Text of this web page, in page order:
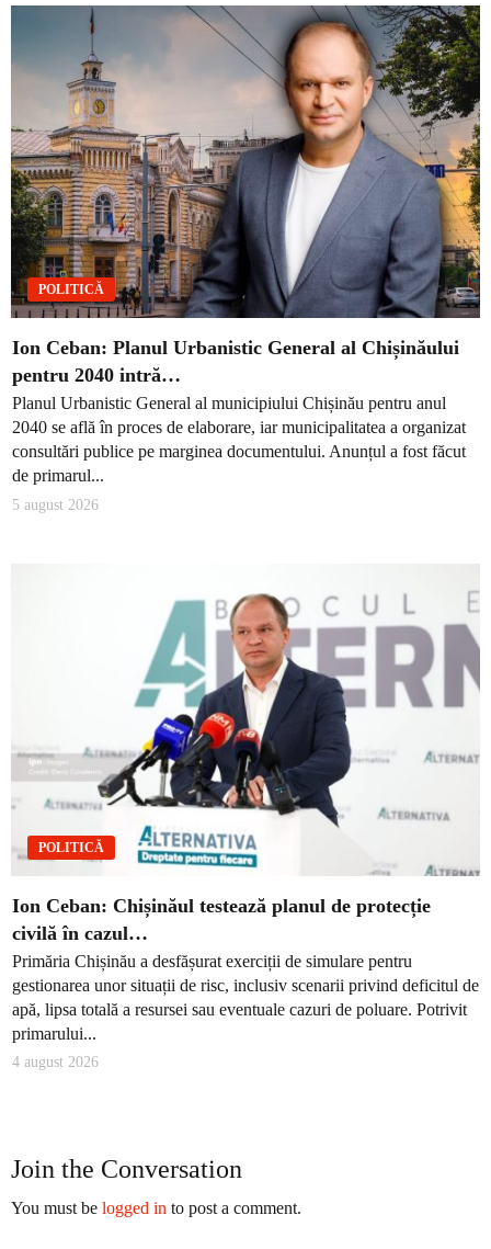
POLITICĂ
Ion Ceban: Planul Urbanistic General al Chișinăului
pentru 2040 intră…
Planul Urbanistic General al municipiului Chișinău pentru anul
2040 se află în proces de elaborare, iar municipalitatea a organizat
consultări publice pe marginea documentului. Anunțul a fost făcut
de primarul...
5 august 2026
POLITICĂ
Ion Ceban: Chișinăul testează planul de protecție
civilă în cazul…
Primăria Chișinău a desfășurat exerciții de simulare pentru
gestionarea unor situații de risc, inclusiv scenarii privind deficitul de
apă, lipsa totală a resursei sau eventuale cazuri de poluare. Potrivit
primarului...
4 august 2026
Join the Conversation
You must be logged in to post a comment.